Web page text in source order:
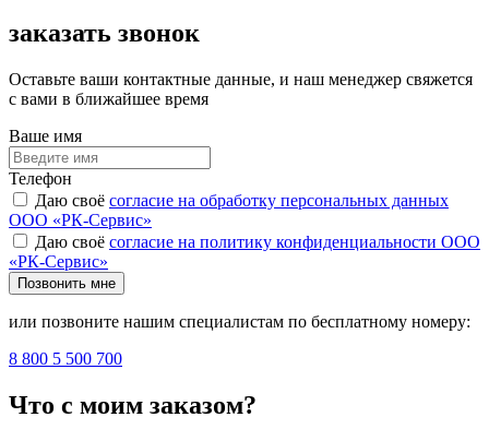
заказать звонок
Оставьте ваши контактные данные, и наш менеджер свяжется
с вами в ближайшее время
Ваше имя
Телефон
Даю своё согласие на обработку персональных данных
ООО «РК-Сервис»
Даю своё согласие на политику конфиденциальности ООО
«РК-Сервис»
Позвонить мне
или позвоните нашим специалистам по бесплатному номеру:
8 800 5 500 700
Что с моим заказом?